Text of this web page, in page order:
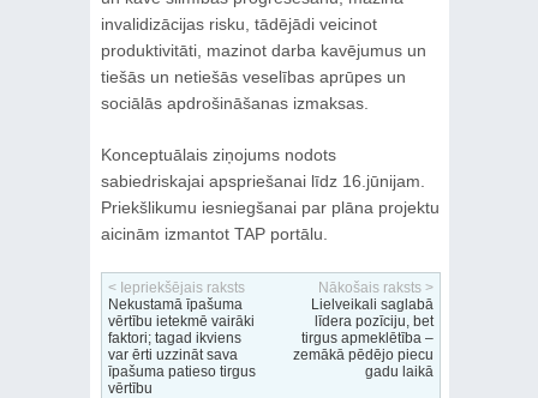
invalidizācijas risku, tādējādi veicinot
produktivitāti, mazinot darba kavējumus un
tiešās un netiešās veselības aprūpes un
sociālās apdrošināšanas izmaksas.
Konceptuālais ziņojums nodots
sabiedriskajai apspriešanai līdz 16.jūnijam.
Priekšlikumu iesniegšanai par plāna projektu
aicinām izmantot TAP portālu.
< Iepriekšējais raksts
Nekustamā īpašuma
vērtību ietekmē vairāki
faktori; tagad ikviens
var ērti uzzināt sava
īpašuma patieso tirgus
vērtību
Nākošais raksts >
Lielveikali saglabā
līdera pozīciju, bet
tirgus apmeklētība –
zemākā pēdējo piecu
gadu laikā